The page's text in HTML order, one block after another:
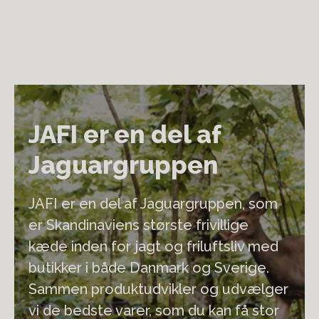
JAFI er en del af
Jaguargruppen
JAFI er en del af Jaguargruppen, som
er Skandinaviens største frivillige
kæde inden for jagt og friluftsliv med
butikker i både Danmark og Sverige.
Sammen produktudvikler og udvælger
vi de bedste varer, som du kan få stor
10% rabat
15% rabat
Ingen gevinst
15% rabat
10% rabat
Ingen gevinst
fornavn